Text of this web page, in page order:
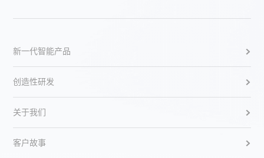
新一代智能产品
创造性研发
关于我们
客户故事